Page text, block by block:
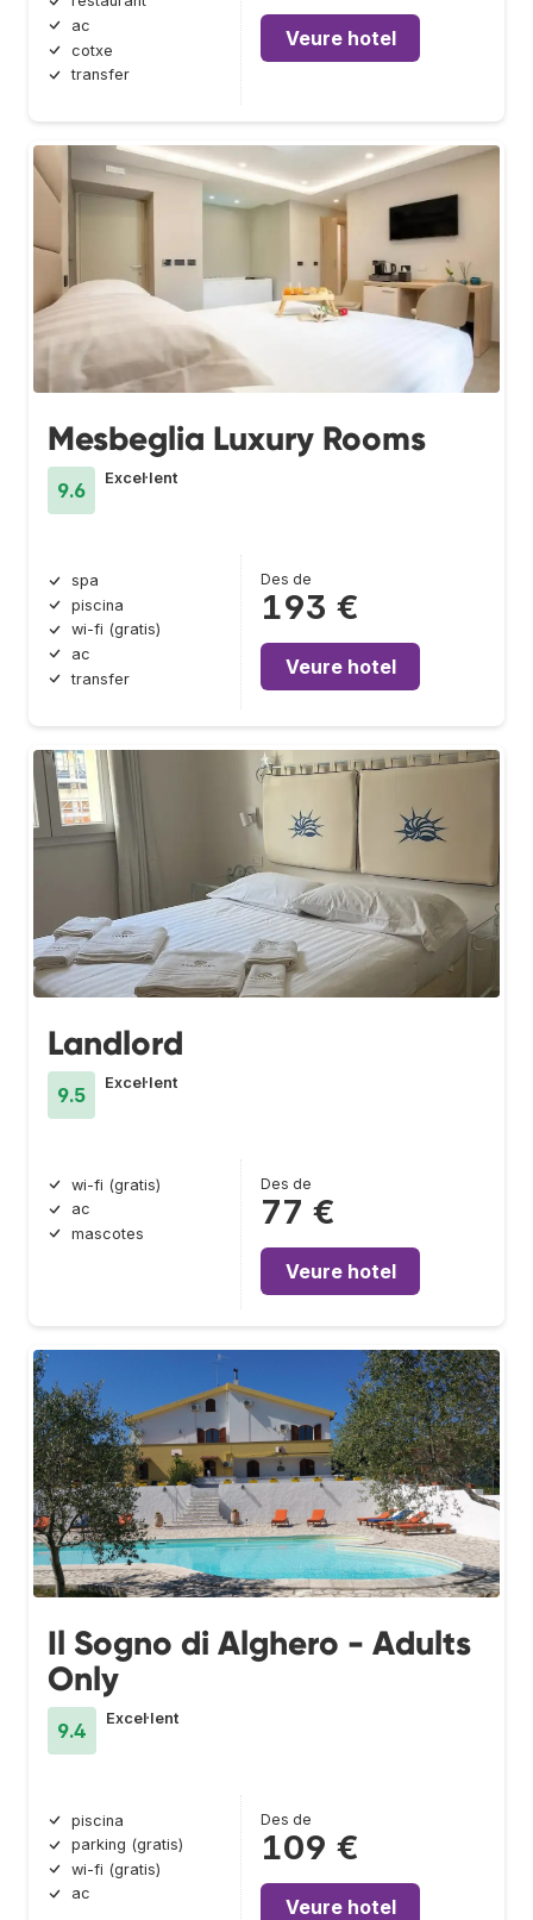
ac
cotxe
transfer
Veure hotel
Mesbeglia Luxury Rooms
9.6
Excel·lent
spa
piscina
wi-fi (gratis)
ac
transfer
Des de
193 €
Veure hotel
Landlord
9.5
Excel·lent
wi-fi (gratis)
ac
mascotes
Des de
77 €
Veure hotel
Il Sogno di Alghero - Adults
Only
9.4
Excel·lent
piscina
parking (gratis)
wi-fi (gratis)
ac
Des de
109 €
Veure hotel